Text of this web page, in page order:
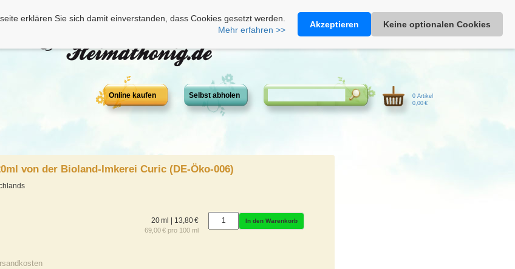
Heimathonig auf Facebook|Kunden-Login|Warenkorb
erklären Sie sich damit einverstanden, dass Cookies gesetzt werden.
Mehr erfahren >>
Akzeptieren Keine optionalen Cookies
Online kaufen Selbst abholen
0 Artikel
0,00 €
von der Bioland-Imkerei Curic (DE-Öko-006)
20 ml | 13,80 €
69,00 € pro 100 ml
In den Warenkorb